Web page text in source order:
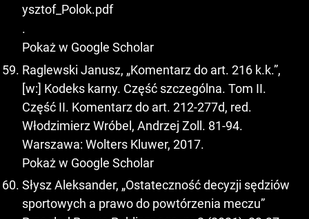
ysztof_Polok.pdf
.
Pokaż w Google Scholar
Raglewski Janusz, „Komentarz do art. 216 k.k.”,
[w:] Kodeks karny. Część szczególna. Tom II.
Część II. Komentarz do art. 212-277d, red.
Włodzimierz Wróbel, Andrzej Zoll. 81-94.
Warszawa: Wolters Kluwer, 2017.
Pokaż w Google Scholar
Słysz Aleksander, „Ostateczność decyzji sędziów
sportowych a prawo do powtórzenia meczu”